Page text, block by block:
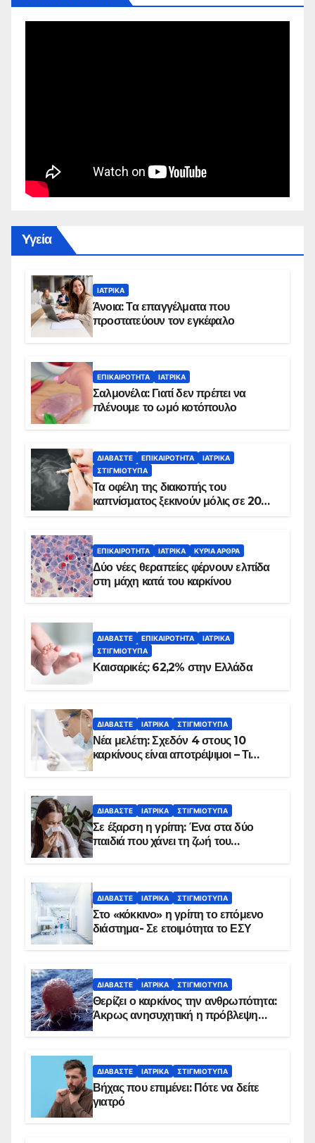
Yγεία
ΙΑΤΡΙΚΆ
Άνοια: Τα επαγγέλματα που
προστατεύουν τον εγκέφαλο
ΕΠΙΚΑΙΡΌΤΗΤΑ ΙΑΤΡΙΚΆ
Σαλμονέλα: Γιατί δεν πρέπει να
πλένουμε το ωμό κοτόπουλο
ΔΙΑΒΆΣΤΕ ΕΠΙΚΑΙΡΌΤΗΤΑ
ΙΑΤΡΙΚΆ
ΣΤΙΓΜΙΌΤΥΠΑ
Τα οφέλη της διακοπής του
καπνίσματος ξεκινούν μόλις σε 20
ΕΠΙΚΑΙΡΌΤΗΤΑ ΙΑΤΡΙΚΆ ΚΥΡΙΑ ΑΡΘΡΑ
Δύο νέες θεραπείες φέρνουν ελπίδα
στη μάχη κατά του καρκίνου
ΔΙΑΒΆΣΤΕ ΕΠΙΚΑΙΡΌΤΗΤΑ
ΙΑΤΡΙΚΆ
ΣΤΙΓΜΙΌΤΥΠΑ
Καισαρικές: 62,2% στην Ελλάδα
ΔΙΑΒΆΣΤΕ ΙΑΤΡΙΚΆ ΣΤΙΓΜΙΌΤΥΠΑ
Νέα μελέτη: Σχεδόν 4 στους 10
καρκίνους είναι αποτρέψιμοι – Τι
ΔΙΑΒΆΣΤΕ ΙΑΤΡΙΚΆ ΣΤΙΓΜΙΌΤΥΠΑ
Σε έξαρση η γρίπη: Ένα στα δύο
παιδιά που χάνει τη ζωή του
ΔΙΑΒΆΣΤΕ ΙΑΤΡΙΚΆ ΣΤΙΓΜΙΌΤΥΠΑ
Στο «κόκκινο» η γρίπη το επόμενο
διάστημα- Σε ετοιμότητα το ΕΣΥ
ΔΙΑΒΆΣΤΕ ΙΑΤΡΙΚΆ ΣΤΙΓΜΙΌΤΥΠΑ
Θερίζει ο καρκίνος την ανθρωπότητα:
Άκρως ανησυχητική η πρόβλεψη…
ΔΙΑΒΆΣΤΕ ΙΑΤΡΙΚΆ ΣΤΙΓΜΙΌΤΥΠΑ
Βήχας που επιμένει: Πότε να δείτε
γιατρό